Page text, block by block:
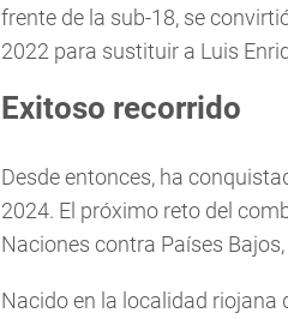
frente de la sub-18, se
2022 para sustituir a Luis
Exitoso recorrido
Desde entonces, ha
2024. El próximo reto del
Naciones contra Países
Nacido en la localidad riojana